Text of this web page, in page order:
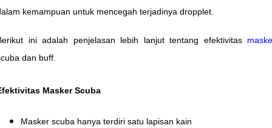
kemampuan untuk mencegah terjadinya dropplet.
ini adalah penjelasan lebih lanjut tentang efektivitas
dan buff.
Masker Scuba
Masker scuba hanya terdiri satu lapisan kain